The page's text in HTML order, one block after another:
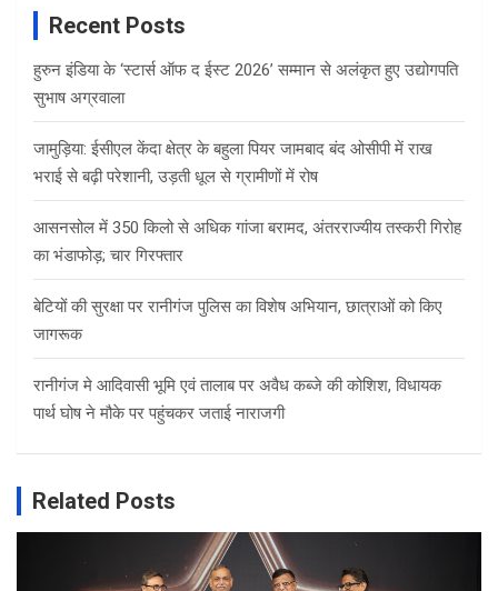
Recent Posts
हुरुन इंडिया के ‘स्टार्स ऑफ द ईस्ट 2026’ सम्मान से अलंकृत हुए उद्योगपति
सुभाष अग्रवाला
जामुड़िया: ईसीएल केंदा क्षेत्र के बहुला पियर जामबाद बंद ओसीपी में राख
भराई से बढ़ी परेशानी, उड़ती धूल से ग्रामीणों में रोष
आसनसोल में 350 किलो से अधिक गांजा बरामद, अंतरराज्यीय तस्करी गिरोह
का भंडाफोड़; चार गिरफ्तार
बेटियों की सुरक्षा पर रानीगंज पुलिस का विशेष अभियान, छात्राओं को किए
जागरूक
रानीगंज मे आदिवासी भूमि एवं तालाब पर अवैध कब्जे की कोशिश, विधायक
पार्थ घोष ने मौके पर पहुंचकर जताई नाराजगी
Related Posts